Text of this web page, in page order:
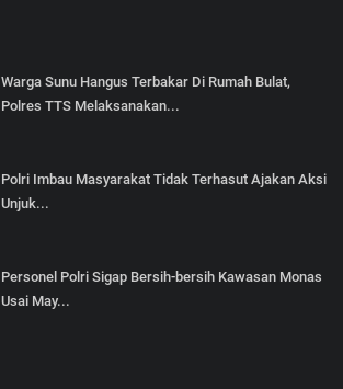
Warga Sunu Hangus Terbakar Di Rumah Bulat,
Polres TTS Melaksanakan...
Polri Imbau Masyarakat Tidak Terhasut Ajakan Aksi
Unjuk...
Personel Polri Sigap Bersih-bersih Kawasan Monas
Usai May...